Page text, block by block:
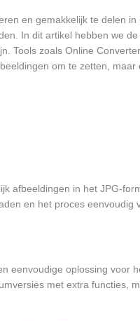
en gemakkelijk te delen
In dit artikel hebben we
Tools zoals Online
om te zetten,
afbeeldingen in het JPG-
en het proces eenvoudig
eenvoudige oplossing voor
met extra functies,